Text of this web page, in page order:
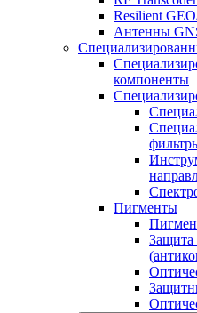
Resilient
Антенны
компоненты
Пигменты
Защита